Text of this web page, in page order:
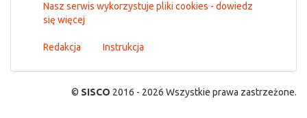
Nasz serwis wykorzystuje pliki cookies - dowiedz
się więcej
Redakcja Instrukcja
© SISCO 2016 - 2026 Wszystkie prawa zastrzeżone.